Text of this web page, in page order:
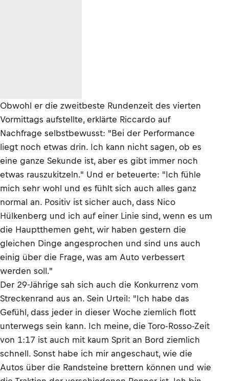
Obwohl er die zweitbeste Rundenzeit des vierten
Vormittags aufstellte, erklärte Riccardo auf
Nachfrage selbstbewusst: "Bei der Performance
liegt noch etwas drin. Ich kann nicht sagen, ob es
eine ganze Sekunde ist, aber es gibt immer noch
etwas rauszukitzeln." Und er beteuerte: "Ich fühle
mich sehr wohl und es fühlt sich auch alles ganz
normal an. Positiv ist sicher auch, dass Nico
Hülkenberg und ich auf einer Linie sind, wenn es um
die Hauptthemen geht, wir haben gestern die
gleichen Dinge angesprochen und sind uns auch
einig über die Frage, was am Auto verbessert
werden soll."
Der 29-Jährige sah sich auch die Konkurrenz vom
Streckenrand aus an. Sein Urteil: "Ich habe das
Gefühl, dass jeder in dieser Woche ziemlich flott
unterwegs sein kann. Ich meine, die Toro-Rosso-Zeit
von 1:17 ist auch mit kaum Sprit an Bord ziemlich
schnell. Sonst habe ich mir angeschaut, wie die
Autos über die Randsteine brettern können und wie